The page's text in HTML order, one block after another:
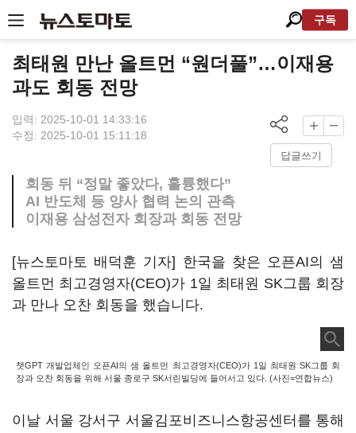
구독
최태원 만난 올트먼 “원더풀”…이재용
과도 회동 전망
입력: 2025-10-01 14:33:16
수정: 2025-10-01 15:11:18
답글쓰기
회동 뒤 “정말 좋았다, 훌륭했다”
AI 반도체 등 양사 협력 논의 관측
이재용 삼성전자 회장과 회동 전망
[뉴스토마토 배덕훈 기자] 한국을 찾은 오픈AI의 샘
올트먼 최고경영자(CEO)가 1일 최태원 SK그룹 회장
과 만나 오찬 회동을 했습니다.
챗GPT 개발업체인 오픈AI의 샘 올트먼 최고경영자(CEO)가 1일 최태원 SK그룹 회
장과 오찬 회동을 위해 서울 종로구 SK서린빌딩에 들어서고 있다. (사진=연합뉴스)
이날 서울 강서구 서울김포비즈니스항공센터를 통해